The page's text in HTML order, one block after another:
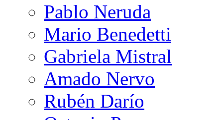
Pablo Neruda
Mario Benedetti
Gabriela Mistral
Amado Nervo
Rubén Darío